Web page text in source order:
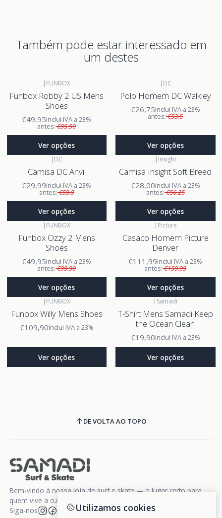
Também pode estar interessado em
um destes
| FUNBOX
Funbox Robby 2 US Mens
Shoes
€49,95Inclui IVA a 23%
antes:€99.90
Ver opções
| DC
Polo Homem DC Walkley
€26,75Inclui IVA a 23%
antes:€53.5
Ver opções
| DC
Camisa DC Anvil
€29,99Inclui IVA a 23%
antes:€59.9
Ver opções
| Insight
Camisa Insight Soft Breed
€28,00Inclui IVA a 23%
antes:€56.25
Ver opções
| FUNBOX
Funbox Ozzy 2 Mens
Shoes
€49,95Inclui IVA a 23%
antes:€99.90
Ver opções
| Picture
Casaco Homem Picture
Denver
€111,99Inclui IVA a 23%
antes:€159.99
Ver opções
| FUNBOX
Funbox Willy Mens Shoes
€109,90Inclui IVA a 23%
Ver opções
| Samadi
T-Shirt Mens Samadi Keep
the Ocean Clean
€19,90Inclui IVA a 23%
Ver opções
DE VOLTA AO TOPO
Bem-vindo à nossa loja de surf e skate — o lugar certo para
quem vive a cultura da liberdade sobre rodas e ondas.
Siga-nos
Utilizamos cookies